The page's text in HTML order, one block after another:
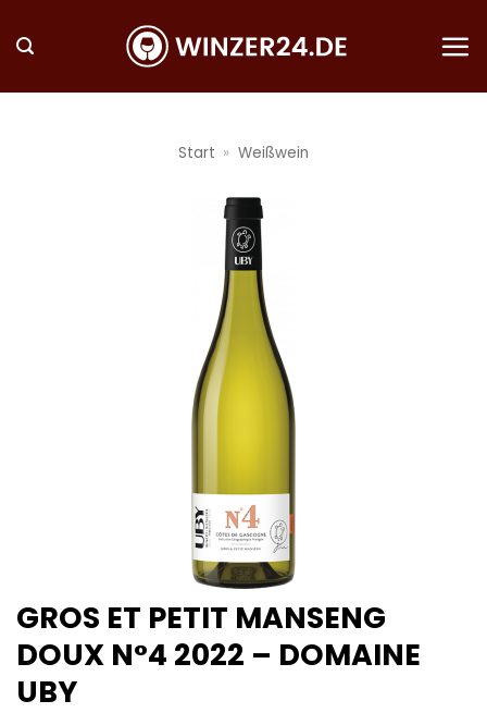
Inhalt
Start » Weißwein
GROS ET PETIT MANSENG
DOUX N°4 2022 – DOMAINE
UBY